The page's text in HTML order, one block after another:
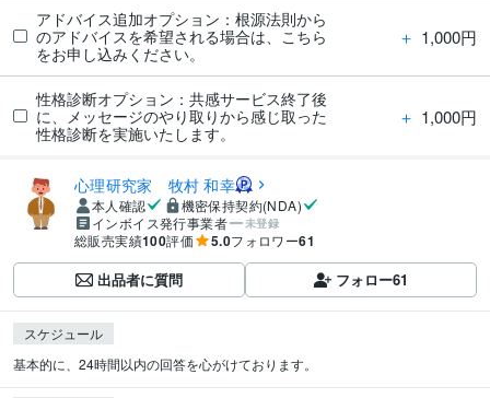
アドバイス追加オプション：根源法則から
のアドバイスを希望される場合は、こちら
をお申し込みください。
＋ 1,000円
性格診断オプション：共感サービス終了後
に、メッセージのやり取りから感じ取った
性格診断を実施いたします。
＋ 1,000円
心理研究家 牧村 和幸
本人確認
機密保持契約(NDA)
インボイス発行事業者
未登録
総販売実績100評価 5.0フォロワー61
出品者に質問 フォロー61
スケジュール
基本的に、24時間以内の回答を心がけております。